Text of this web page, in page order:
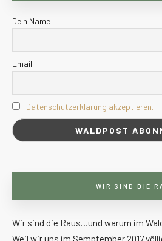
Dein Name
Email
Datenschutzerklärung akzeptieren.
WIR SIND DIE
Wir sind die Raus…und warum im
Weil wir uns im Semptember 2017